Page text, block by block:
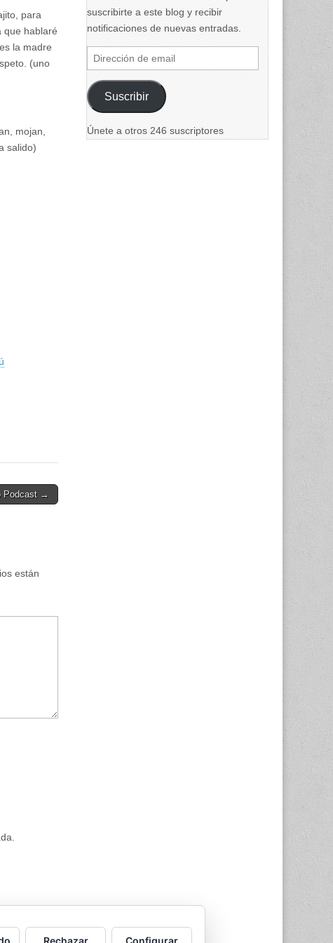
para
que hablaré
la madre
(uno
mojan,
salido)
Podcast →
están
suscribirte a este blog y recibir
notificaciones de nuevas entradas.
Dirección
de
email
Suscribir
Únete a otros 246 suscriptores
Rechazar Configurar